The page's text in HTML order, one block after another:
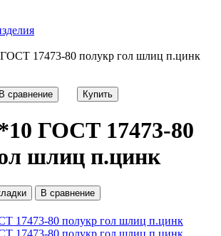
17473-80 полукр гол шлиц п.цинк
Купить
ГОСТ 17473-80
шлиц п.цинк
В сравнение